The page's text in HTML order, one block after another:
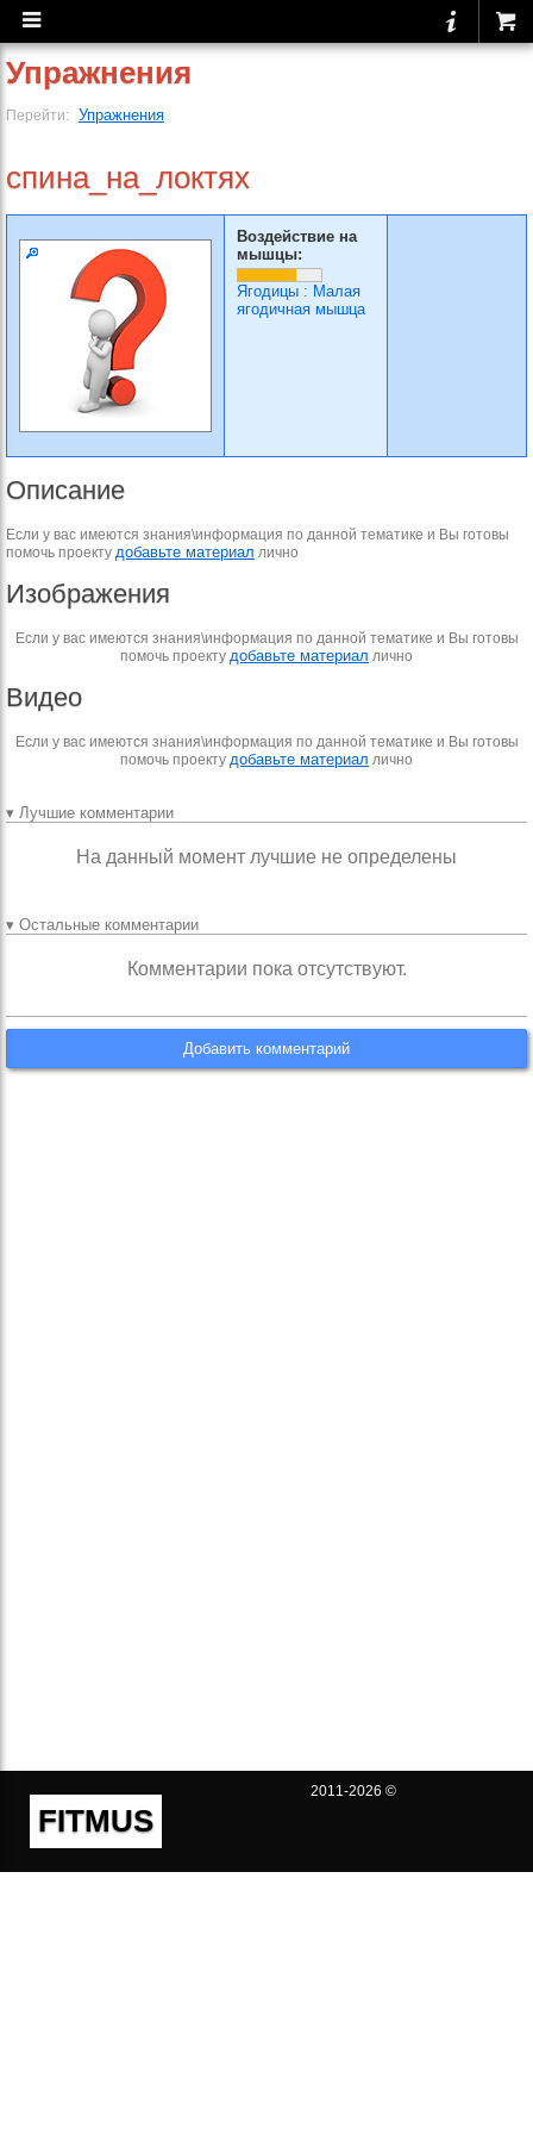
Упражнения
Перейти: Упражнения
спина_на_локтях
Воздействие на
мышцы:
Ягодицы : Малая
ягодичная мышца
Описание
Если у вас имеются знания\информация по данной тематике и Вы готовы
помочь проекту добавьте материал лично
Изображения
Если у вас имеются знания\информация по данной тематике и Вы готовы
помочь проекту добавьте материал лично
Видео
Если у вас имеются знания\информация по данной тематике и Вы готовы
помочь проекту добавьте материал лично
▾ Лучшие комментарии
На данный момент лучшие не определены
▾ Остальные комментарии
Комментарии пока отсутствуют.
Добавить комментарий
FITMUS
2011-2026 ©